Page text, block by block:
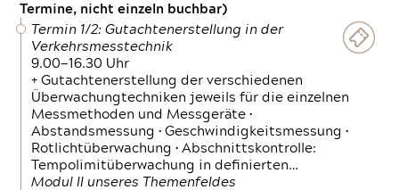
Termine, nicht einzeln buchbar)
Termin 1/2: Gutachtenerstellung in der
Verkehrsmesstechnik
9.00—16.30 Uhr
+ Gutachtenerstellung der verschiedenen
Überwachungtechniken jeweils für die einzelnen
Messmethoden und Messgeräte •
Abstandsmessung • Geschwindigkeitsmessung •
Rotlichtüberwachung • Abschnittskontrolle:
Tempolimitüberwachung in definierten…
Modul II unseres Themenfeldes